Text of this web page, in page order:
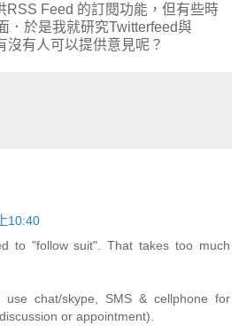
RSS Feed 的訂閱功能，但有些時
．於是我就研究Twitterfeed與
沒有人可以提供意見呢？
10:40
to "follow suit". That takes too much
chat/skype, SMS & cellphone for
or appointment).